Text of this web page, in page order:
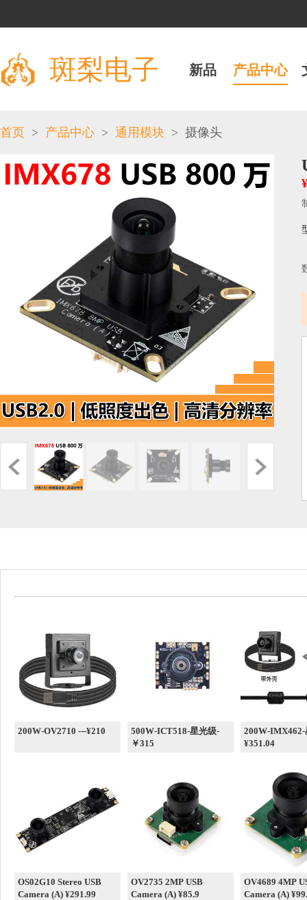
斑梨电子 新品 产品中心
首页 > 产品中心 > 通用模块 > 摄像头
200W-OV2710 ---¥210
500W-ICT518-星光级-
￥315
200W-IMX462-
¥351.04
OS02G10 Stereo USB
Camera (A) ¥291.99
OV2735 2MP USB
Camera (A) ¥85.9
OV4689 4MP
Camera (A)